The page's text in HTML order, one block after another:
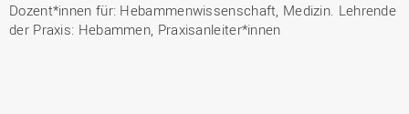
Dozent*innen für: Hebammenwissenschaft, Medizin. Lehrende
der Praxis: Hebammen, Praxisanleiter*innen